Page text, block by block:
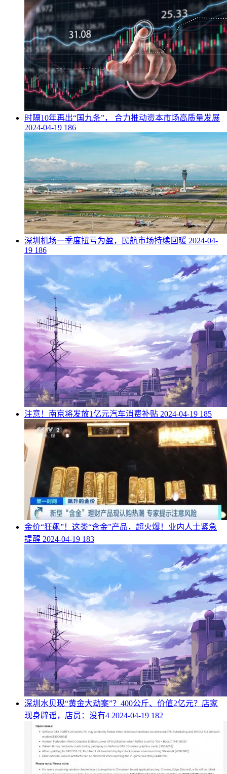
​时隔10年再出“国九条”， 合力推动资本市场高质量发展
2024-04-19 186
​深圳机场一季度扭亏为盈，民航市场持续回暖 2024-04-
19 186
​注意！南京将发放1亿元汽车消费补贴 2024-04-19 185
​金价“狂飙”！这类“含金”产品，超火爆！业内人士紧急
提醒 2024-04-19 183
​深圳水贝现“黄金大劫案”？400公斤、价值2亿元？店家
现身辟谣，店员：没有4 2024-04-19 182